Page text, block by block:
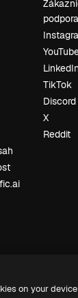
podpora
LinkedIn
TikTok
Discord
X
Reddit
on your